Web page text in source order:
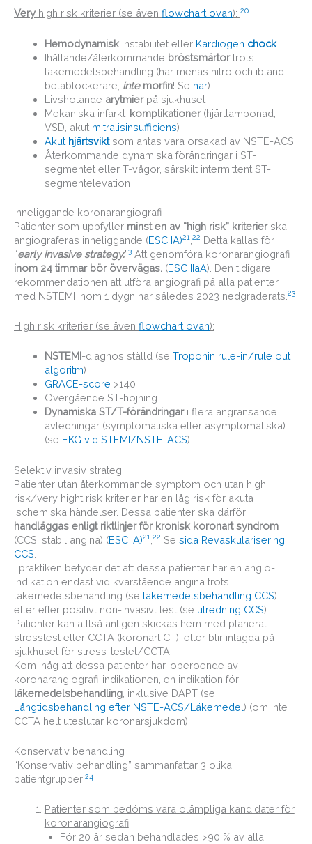
Very high risk kriterier (se även flowchart ovan): 20
Hemodynamiskinstabilitet eller Kardiogen chock
Ihållande/återkommande bröstsmärtortrots
läkemedelsbehandling (här menas nitro och ibland
betablockerare, intemorfin! Se här)
Livshotande arytmierpå sjukhuset
Mekaniska infarkt-komplikationer(hjärttamponad,
VSD, akut mitralisinsufficiens)
Akut hjärtsviktsom antas vara orsakad av NSTE-ACS
Återkommande dynamiska förändringar i ST-
segmentet eller T-vågor, särskilt intermittent ST-
segmentelevation
Inneliggande koronarangiografi
Patienter som uppfyller minst en av “high risk” kriterierska
angiograferas inneliggande (ESC IA)21 22 Detta kallas för
“early invasive strategy.”3 Att genomföra koronarangiografi
inom 24 timmar bör övervägas. (ESC IIaA). Den tidigare
rekommendationen att utföra angiografi på alla patienter
med NSTEMI inom 1 dygn har således 2023 nedgraderats. 23
High risk kriterier (se även flowchart ovan):
NSTEMI-diagnos ställd (se Troponin rule-in/rule out
algoritm)
GRACE-score >140
Övergående ST-höjning
Dynamiska ST/T-förändringari flera angränsande
avledningar (symptomatiska eller asymptomatiska)
(se EKG vid STEMI/NSTE-ACS)
Selektiv invasiv strategi
Patienter utan återkommande symptom och utan high
risk/very hight risk kriterier har en låg risk för akuta
ischemiska händelser. Dessa patienter ska därför
handläggas enligt riktlinjer för kronisk koronart syndrom
(CCS, stabil angina) (ESC IA)21 22 Se sida Revaskularisering
CCS
I praktiken betyder det att dessa patienter har en angio-
indikation endast vid kvarstående angina trots
läkemedelsbehandling (se läkemedelsbehandling CCS)
eller efter positivt non-invasivt test (se utredning CCS).
Patienter kan alltså antigen skickas hem med planerat
stresstest eller CCTA (koronart CT), eller blir inlagda på
sjukhuset för stress-testet/CCTA.
Kom ihåg att dessa patienter har, oberoende av
koronarangiografi-indikationen, en indikation för
läkemedelsbehandling , inklusive DAPT (se
Långtidsbehandling efter NSTE-ACS/Läkemedel) (om inte
CCTA helt uteslutar koronarsjukdom).
Konservativ behandling
“Konservativ behandling” sammanfattar 3 olika
patientgrupper:24
Patienter som bedöms vara olämpliga kandidater för
koronarangiografi
För 20 år sedan behandlades >90 % av alla